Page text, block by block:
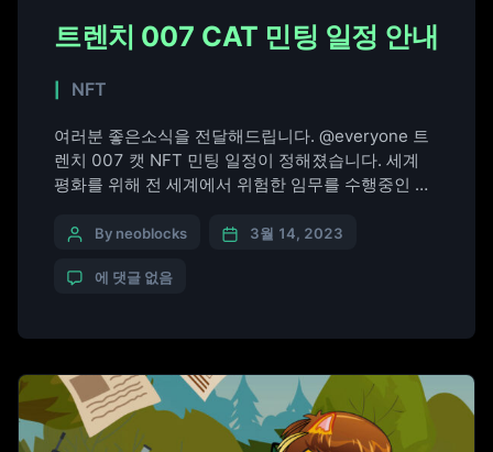
트렌치 007 CAT 민팅 일정 안내
NFT
여러분 좋은소식을 전달해드립니다. @everyone 트
렌치 007 캣 NFT 민팅 일정이 정해졌습니다. 세계
평화를 위해 전 세계에서 위험한 임무를 수행중인 트
러가기 트렌치런던 트렌치코트
https://jack1t.co.kr/
By neoblocks 3월 14, 2023
에 댓글 없음